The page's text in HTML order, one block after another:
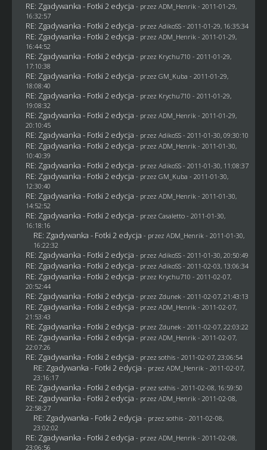
RE: Zgadywanka - Fotki 2 edycja - przez ADM_Henrik - 2011-01-29,
16:32:57
RE: Zgadywanka - Fotki 2 edycja - przez AdikoSS - 2011-01-29, 16:35:34
RE: Zgadywanka - Fotki 2 edycja - przez ADM_Henrik - 2011-01-29,
16:44:52
RE: Zgadywanka - Fotki 2 edycja - przez Krychu710 - 2011-01-29,
17:10:38
RE: Zgadywanka - Fotki 2 edycja - przez GM_Kuba - 2011-01-29,
18:08:40
RE: Zgadywanka - Fotki 2 edycja - przez Krychu710 - 2011-01-29,
19:08:32
RE: Zgadywanka - Fotki 2 edycja - przez ADM_Henrik - 2011-01-29,
20:10:45
RE: Zgadywanka - Fotki 2 edycja - przez AdikoSS - 2011-01-30, 09:30:10
RE: Zgadywanka - Fotki 2 edycja - przez ADM_Henrik - 2011-01-30,
10:40:39
RE: Zgadywanka - Fotki 2 edycja - przez AdikoSS - 2011-01-30, 11:08:37
RE: Zgadywanka - Fotki 2 edycja - przez GM_Kuba - 2011-01-30,
12:30:40
RE: Zgadywanka - Fotki 2 edycja - przez ADM_Henrik - 2011-01-30,
14:52:52
RE: Zgadywanka - Fotki 2 edycja - przez Casaletto- 2011-01-30,
16:18:16
RE: Zgadywanka - Fotki 2 edycja - przez ADM_Henrik - 2011-01-30,
16:22:32
RE: Zgadywanka - Fotki 2 edycja - przez AdikoSS - 2011-01-30, 20:50:49
RE: Zgadywanka - Fotki 2 edycja - przez AdikoSS - 2011-02-03, 13:06:34
RE: Zgadywanka - Fotki 2 edycja - przez Krychu710 - 2011-02-07,
20:52:44
RE: Zgadywanka - Fotki 2 edycja - przez Zdunek - 2011-02-07, 21:43:13
RE: Zgadywanka - Fotki 2 edycja - przez ADM_Henrik - 2011-02-07,
21:53:43
RE: Zgadywanka - Fotki 2 edycja - przez Zdunek - 2011-02-07, 22:03:22
RE: Zgadywanka - Fotki 2 edycja - przez ADM_Henrik - 2011-02-07,
22:07:26
RE: Zgadywanka - Fotki 2 edycja - przez sothis- 2011-02-07, 23:06:54
RE: Zgadywanka - Fotki 2 edycja - przez ADM_Henrik - 2011-02-07,
23:16:17
RE: Zgadywanka - Fotki 2 edycja - przez sothis- 2011-02-08, 16:59:50
RE: Zgadywanka - Fotki 2 edycja - przez ADM_Henrik - 2011-02-08,
22:58:27
RE: Zgadywanka - Fotki 2 edycja - przez sothis- 2011-02-08,
23:02:02
RE: Zgadywanka - Fotki 2 edycja - przez ADM_Henrik - 2011-02-08,
23:06:56